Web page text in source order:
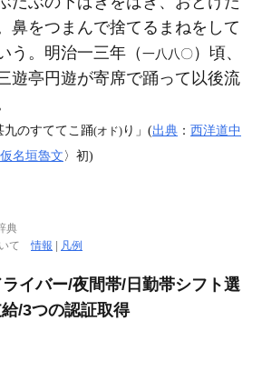
鼻をつまんで捨てるまねをして
う。明治一三年（一八八〇）頃、
遊亭円遊が寄席で踊って以後流
のすててこ踊(オド) り」(出典 ： 西洋道中
仮名垣魯文〉初)
典
いて情報 凡例
イバー/夜間帯/日勤帯シフト選
/3つの認証取得